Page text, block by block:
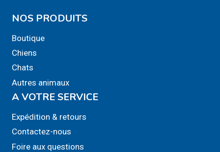
NOS PRODUITS
Boutique
Chiens
Chats
Autres animaux
A VOTRE SERVICE
Expédition & retours
Contactez-nous
Foire aux questions